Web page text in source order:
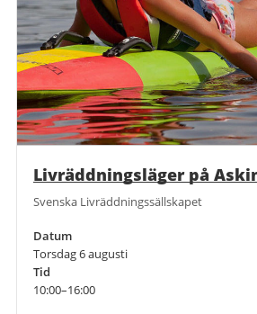
Livräddningsläger på
Svenska Livräddningssällskapet
Datum
Torsdag 6 augusti
Tid
10:00–16:00